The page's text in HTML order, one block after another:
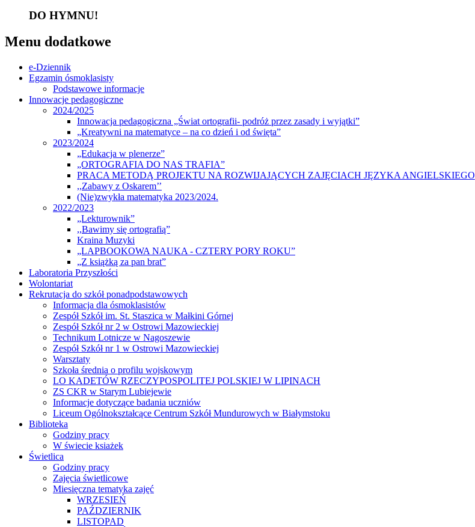
DO HYMNU!
Menu dodatkowe
e-Dziennik
Egzamin ósmoklasisty
Podstawowe informacje
Innowacje pedagogiczne
2024/2025
Innowacja pedagogiczna „Świat ortografii- podróż przez zasady i wyjątki”
„Kreatywni na matematyce – na co dzień i od święta”
2023/2024
„Edukacja w plenerze”
„ORTOGRAFIA DO NAS TRAFIA”
PRACA METODĄ PROJEKTU NA ROZWIJAJĄCYCH ZAJĘCIACH JĘZYKA ANGIELSKIEGO
,,Zabawy z Oskarem’’
(Nie)zwykła matematyka 2023/2024.
2022/2023
„Lekturownik”
,,Bawimy się ortografią”
Kraina Muzyki
„LAPBOOKOWA NAUKA - CZTERY PORY ROKU”
„Z książką za pan brat”
Laboratoria Przyszłości
Wolontariat
Rekrutacja do szkół ponadpodstawowych
Informacja dla ósmoklasistów
Zespół Szkół im. St. Staszica w Małkini Górnej
Zespół Szkół nr 2 w Ostrowi Mazowieckiej
Technikum Lotnicze w Nagoszewie
Zespół Szkół nr 1 w Ostrowi Mazowieckiej
Warsztaty
Szkoła średnia o profilu wojskowym
LO KADETÓW RZECZYPOSPOLITEJ POLSKIEJ W LIPINACH
ZS CKR w Starym Lubiejewie
Informacje dotyczące badania uczniów
Liceum Ogólnokształcące Centrum Szkół Mundurowych w Białymstoku
Biblioteka
Godziny pracy
W świecie ksiażek
Świetlica
Godziny pracy
Zajęcia świetlicowe
Miesięczna tematyka zajęć
WRZESIEŃ
PAŹDZIERNIK
LISTOPAD